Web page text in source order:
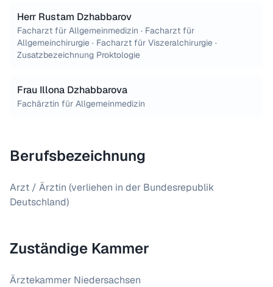
Herr Rustam Dzhabbarov
Facharzt für Allgemeinmedizin · Facharzt für
Allgemeinchirurgie · Facharzt für Viszeralchirurgie ·
Zusatzbezeichnung Proktologie
Frau Illona Dzhabbarova
Fachärztin für Allgemeinmedizin
Berufsbezeichnung
Arzt / Ärztin (verliehen in der Bundesrepublik
Deutschland)
Zuständige Kammer
Ärztekammer Niedersachsen